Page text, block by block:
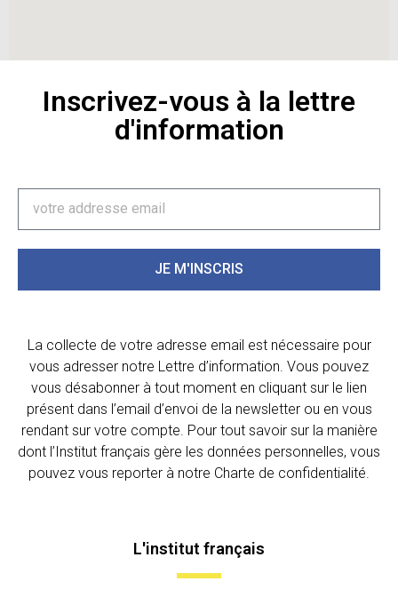
Inscrivez-vous à la lettre
d'information
JE M'INSCRIS
La collecte de votre adresse email est nécessaire pour
vous adresser notre Lettre d’information. Vous pouvez
vous désabonner à tout moment en cliquant sur le lien
présent dans l’email d’envoi de la newsletter ou en vous
rendant sur votre compte. Pour tout savoir sur la manière
dont l’Institut français gère les données personnelles, vous
pouvez vous reporter à notre Charte de confidentialité.
L'institut français